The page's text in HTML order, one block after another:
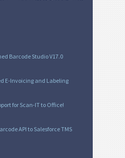
Barcode Studio V17.0
E-Invoicing and Labeling
for Scan-IT to Office!
API to Salesforce TMS